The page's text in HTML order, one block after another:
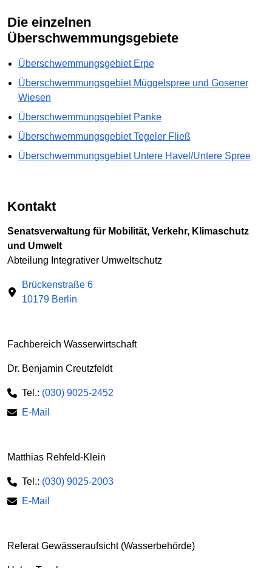
Die einzelnen
Überschwemmungsgebiete
Überschwemmungsgebiet Erpe
Überschwemmungsgebiet Müggelspree und Gosener
Wiesen
Überschwemmungsgebiet Panke
Überschwemmungsgebiet Tegeler Fließ
Überschwemmungsgebiet Untere Havel/Untere Spree
Kontakt
Senatsverwaltung für Mobilität, Verkehr, Klimaschutz
und Umwelt
Abteilung Integrativer Umweltschutz
Brückenstraße 6
10179 Berlin
Fachbereich Wasserwirtschaft
Dr. Benjamin Creutzfeldt
Tel.: (030) 9025-2452
E-Mail
Matthias Rehfeld-Klein
Tel.: (030) 9025-2003
E-Mail
Referat Gewässeraufsicht (Wasserbehörde)